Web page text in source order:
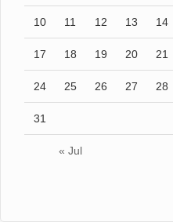
« Jul
10 11 12 13 14
17 18 19 20 21
24 25 26 27 28
31